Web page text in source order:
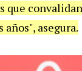
que
asegura.